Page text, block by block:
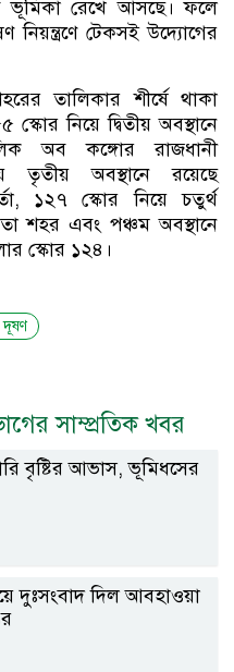
ভূমিকা রেখে আসছে। ফলে
নিয়ন্ত্রণে টেকসই উদ্যোগের
তালিকার শীর্ষে থাকা
নিয়ে দ্বিতীয় অবস্থানে
অব কঙ্গোর রাজধানী
তৃতীয় অবস্থানে রয়েছে
১২৭ স্কোর নিয়ে চতুর্থ
শহর এবং পঞ্চম অবস্থানে
স্কোর ১২৪।
দূষণ
সাম্প্রতিক খবর
বৃষ্টির আভাস, ভূমিধসের
দুঃসংবাদ দিল আবহাওয়া